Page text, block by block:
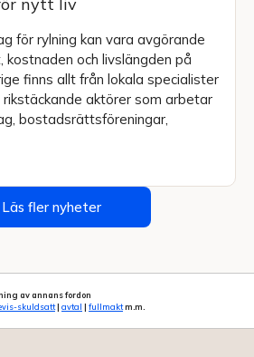
nytt liv
för rylning kan vara avgörande
och livslängden på
finns allt från lokala specialister
aktörer som arbetar
bostadsrättsföreningar,
Läs fler nyheter
av annans fordon
skuldsatt| avtal | fullmaktm.m.